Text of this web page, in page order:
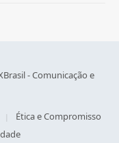
- Comunicação e
Ética e Compromisso